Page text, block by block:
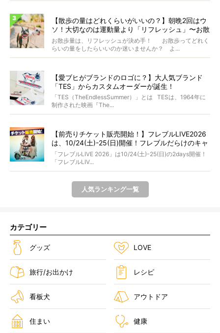
【散歩の量はどれくらいがいいの？】朝晩2回はウ
ソ！大切なのは運動量より「リフレッシュ」〜お散
歩にまつわる疑問FAQつき〜
お散歩量は、リフレッシュが決め手！ お散歩ってどれく
らいの量をしたらいいのか迷いませんか？ よ...
【愛ブヒがブランドのロゴに？】大人気ブランド
「TES」からカスタムオーダーが誕生！
「TES（TheEndlessSummer）」とは TESは、1964年に
制作された映画『The...
【前売りチケット販売開始！】フレブルLIVE2026
は、10/24(土)-25(日)開催！フレブルだらけのキャ
ンプ・前夜祭・バスプランも新登場!?
「フレブルLIVE 2026」は10/24(土)-25(日)の2days開催！
「フレブルLIV...
人気ランキング一覧
カテゴリー
グッズ LOVE
旅行/お出かけ レシピ
看板犬 アウトドア
住まい 健康